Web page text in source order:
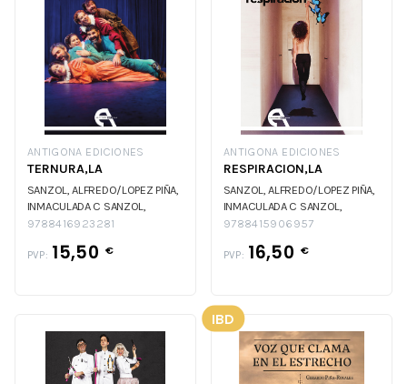
ANTIGONA EDICIONES
TERNURA,LA
SANZOL, ALFREDO/LOPEZ PIÑA,
INMACULADA C SANZOL,
ALFREDO/LOPEZ PIÑA,
9788416923281
PVP: 15,50 €
ANTIGONA EDICIONES
RESPIRACION,LA
SANZOL, ALFREDO/LOPEZ PIÑA,
INMACULADA C SANZOL,
ALFREDO/LOPEZ PIÑA,
9788415906957
PVP: 16,50 €
IBD